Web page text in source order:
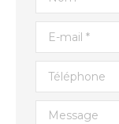
E-mail *
Téléphone
Message